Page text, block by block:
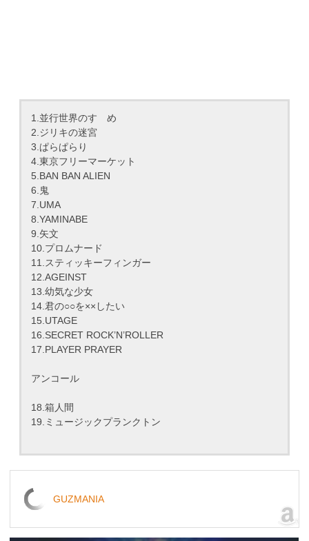
1.並行世界のすゝめ
2.ジリキの迷宮
3.ぱらぱらり
4.東京フリーマーケット
5.BAN BAN ALIEN
6.鬼
7.UMA
8.YAMINABE
9.矢文
10.プロムナード
11.スティッキーフィンガー
12.AGEINST
13.幼気な少女
14.君の○○を××したい
15.UTAGE
16.SECRET ROCK’N’ROLLER
17.PLAYER PRAYER
アンコール
18.箱人間
19.ミュージックプランクトン
GUZMANIA